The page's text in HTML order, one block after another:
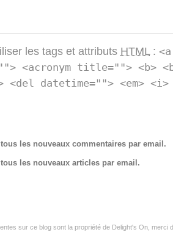
les tags et attributs HTML :
<acronym title=""> <b>
<del datetime=""> <em>
les nouveaux commentaires par email.
les nouveaux articles par email.
sur ce blog sont la propriété de Delight's On,